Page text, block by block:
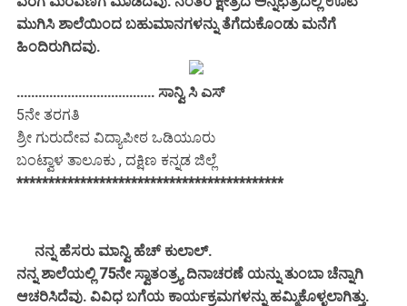
ಮುಗಿಸಿ ಶಾಲೆಯಿಂದ ಬಹುಮಾನಗಳನ್ನು ತೆಗೆದುಕೊಂಡು ಮನೆಗೆ
ಹಿಂದಿರುಗಿದವು.
...................................... ಸಾನ್ವಿ ಸಿ ಎಸ್
5ನೇ ತರಗತಿ
ಶ್ರೀ ಗುರುದೇವ ವಿದ್ಯಾಪೀಠ ಒಡಿಯೂರು
ಬಂಟ್ವಾಳ ತಾಲೂಕು , ದಕ್ಷಿಣ ಕನ್ನಡ ಜಿಲ್ಲೆ
******************************************
ನನ್ನ ಹೆಸರು ಮಾನ್ವಿ ಹೆಚ್ ಕುಲಾಲ್.
ನನ್ನ ಶಾಲೆಯಲ್ಲಿ 75ನೇ ಸ್ವಾತಂತ್ರ್ಯ ದಿನಾಚರಣೆ ಯನ್ನು ತುಂಬಾ ಚೆನ್ನಾಗಿ
ಆಚರಿಸಿದೆವು. ವಿವಿಧ ಬಗೆಯ ಕಾರ್ಯಕ್ರಮಗಳನ್ನು ಹಮ್ಮಿಕೊಳ್ಳಲಾಗಿತ್ತು.